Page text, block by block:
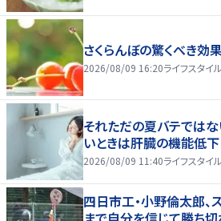
さくらんぼの驚くべき効
2026/08/09 16:20ライフスタイル
それただの夏バテでは
いときは肝臓の機能低
2026/08/09 11:40ライフスタイル
四日市工・小野倫太郎、